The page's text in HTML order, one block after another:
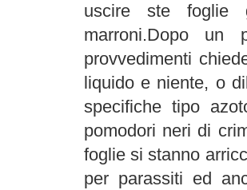
uscire ste foglie
marroni.Dopo
provvedimenti
liquido e niente, o
specifiche tipo
pomodori neri di
foglie si stanno
per parassiti ed